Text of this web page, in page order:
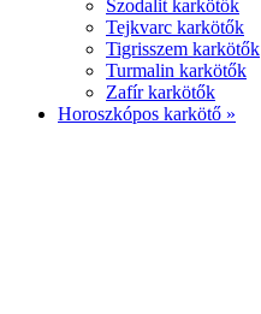
Szodalit karkötők
Tejkvarc karkötők
Tigrisszem karkötők
Turmalin karkötők
Zafír karkötők
Horoszkópos karkötő »